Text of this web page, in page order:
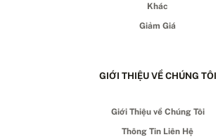
Khác
Giảm Giá
GIỚI THIỆU VỀ CHÚNG TÔI
Giới Thiệu về Chúng Tôi
Thông Tin Liên Hệ